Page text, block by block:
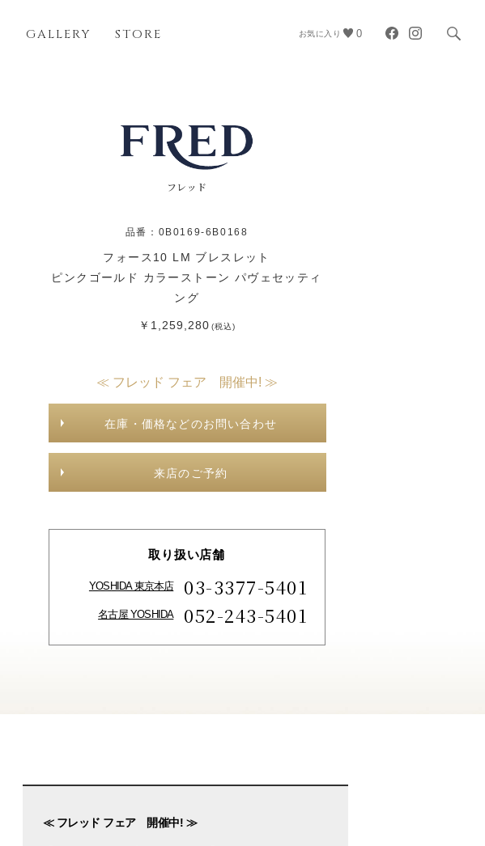
GALLERY STORE お気に入り 0
フレッド
品番：0B0169-6B0168
フォース10 LM ブレスレット
ピンクゴールド カラーストーン パヴェセッティ
ング
￥1,259,280(税込)
≪ フレッド フェア 開催中! ≫
在庫・価格などのお問い合わせ
来店のご予約
取り扱い店舗
YOSHIDA 東京本店 03-3377-5401
名古屋 YOSHIDA 052-243-5401
≪ フレッド フェア 開催中! ≫